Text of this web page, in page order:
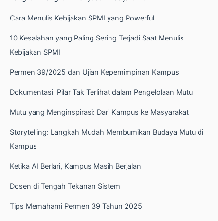
Cara Menulis Kebijakan SPMI yang Powerful
10 Kesalahan yang Paling Sering Terjadi Saat Menulis
Kebijakan SPMI
Permen 39/2025 dan Ujian Kepemimpinan Kampus
Dokumentasi: Pilar Tak Terlihat dalam Pengelolaan Mutu
Mutu yang Menginspirasi: Dari Kampus ke Masyarakat
Storytelling: Langkah Mudah Membumikan Budaya Mutu di
Kampus
Ketika AI Berlari, Kampus Masih Berjalan
Dosen di Tengah Tekanan Sistem
Tips Memahami Permen 39 Tahun 2025